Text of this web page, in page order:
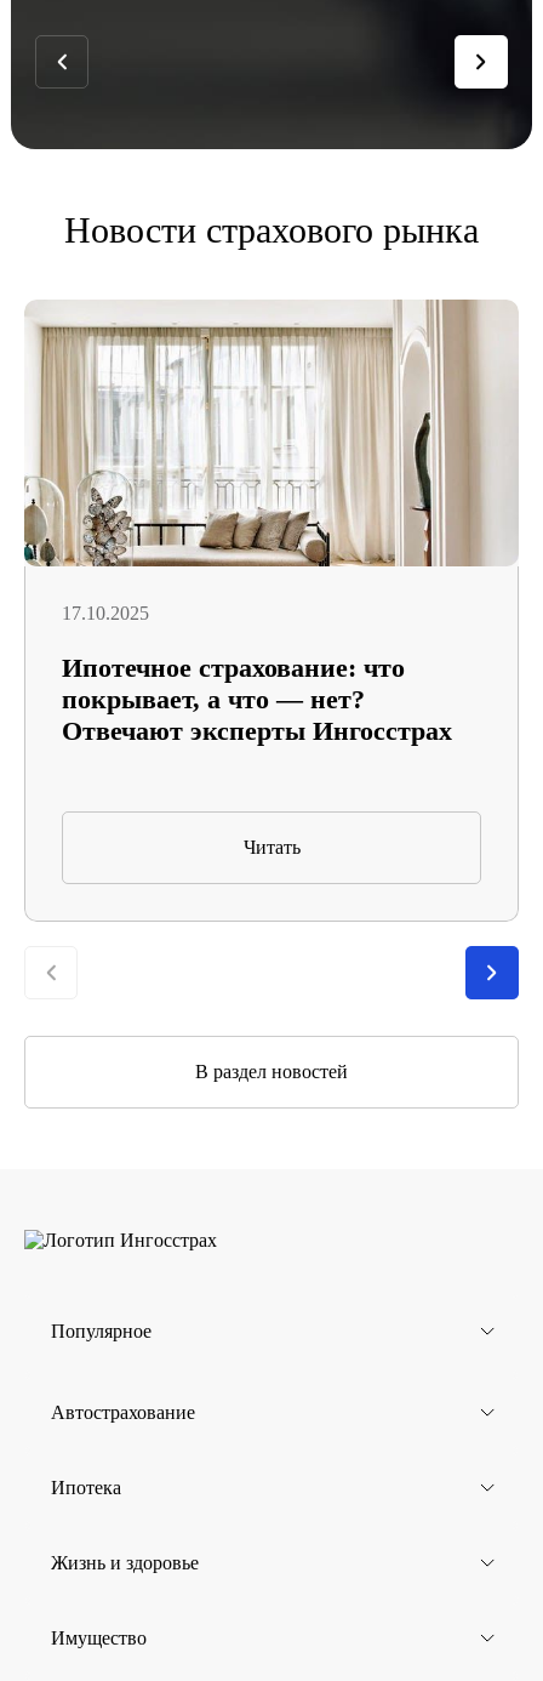
Новости страхового рынка
17.10.2025
Ипотечное страхование: что
покрывает, а что — нет?
Отвечают эксперты Ингосстрах
Читать
В раздел новостей
Популярное
Автострахование
Ипотека
Жизнь и здоровье
Имущество